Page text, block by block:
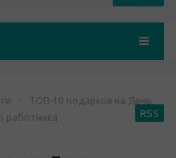
-
ТОП-10 подарков на День
работника
RSS